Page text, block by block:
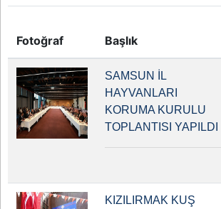
Fotoğraf Başlık
SAMSUN İL
HAYVANLARI
KORUMA KURULU
TOPLANTISI YAPILDI
KIZILIRMAK KUŞ